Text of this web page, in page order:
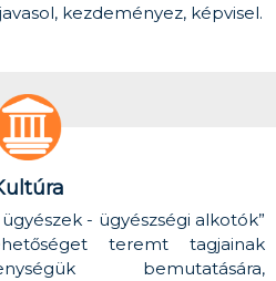
kezdeményez, képvisel.
- ügyészségi alkotók”
teremt tagjainak
bemutatására,